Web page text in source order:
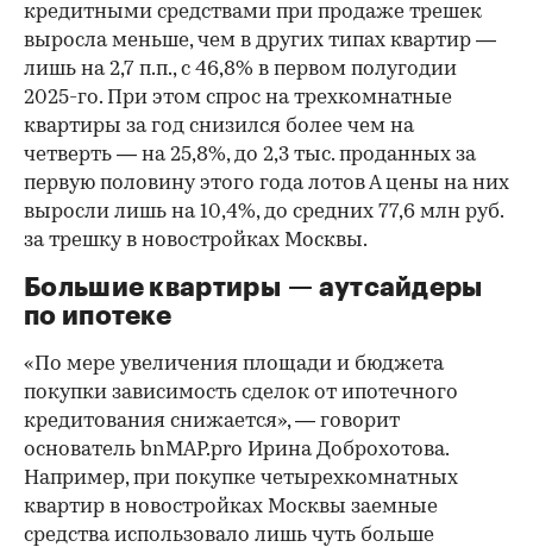
кредитными средствами при продаже трешек
выросла меньше, чем в других типах квартир —
лишь на 2,7 п.п., с 46,8% в первом полугодии
2025-го. При этом спрос на трехкомнатные
квартиры за год снизился более чем на
четверть — на 25,8%, до 2,3 тыс. проданных за
первую половину этого года лотов А цены на них
выросли лишь на 10,4%, до средних 77,6 млн руб.
за трешку в новостройках Москвы.
Большие квартиры — аутсайдеры
по ипотеке
«По мере увеличения площади и бюджета
покупки зависимость сделок от ипотечного
кредитования снижается», — говорит
основатель bnMAP.pro Ирина Доброхотова.
Например, при покупке четырехкомнатных
квартир в новостройках Москвы заемные
средства использовало лишь чуть больше